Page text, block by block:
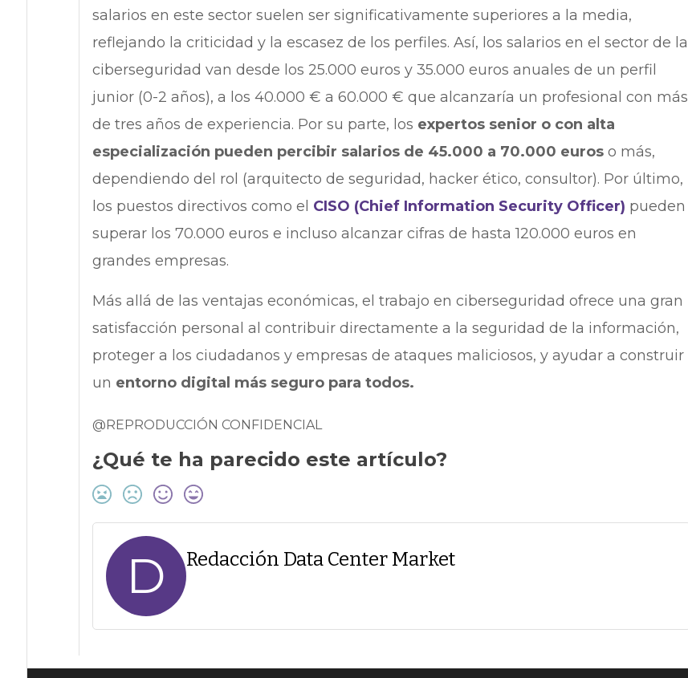
salarios en este sector suelen ser significativamente superiores a la media,
reflejando la criticidad y la escasez de los perfiles. Así, los salarios en el sector de la
ciberseguridad van desde los 25.000 euros y 35.000 euros anuales de un perfil
junior (0-2 años), a los 40.000 € a 60.000 € que alcanzaría un profesional con más
de tres años de experiencia. Por su parte, los expertos senior o con alta
especialización pueden percibir salarios de 45.000 a 70.000 euroso más,
dependiendo del rol (arquitecto de seguridad, hacker ético, consultor). Por último,
los puestos directivos como el CISO (Chief Information Security Officer) pueden
superar los 70.000 euros e incluso alcanzar cifras de hasta 120.000 euros en
grandes empresas.
Más allá de las ventajas económicas, el trabajo en ciberseguridad ofrece una gran
satisfacción personal al contribuir directamente a la seguridad de la información,
proteger a los ciudadanos y empresas de ataques maliciosos, y ayudar a construir
un entorno digital más seguro para todos.
@REPRODUCCIÓN CONFIDENCIAL
¿Qué te ha parecido este artículo?
D Redacción Data Center Market